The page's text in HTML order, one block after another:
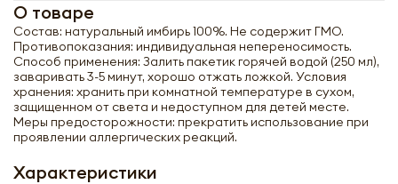
О товаре
Состав: натуральный имбирь 100%. Не содержит ГМО.
Противопоказания: индивидуальная непереносимость.
Способ применения: Залить пакетик горячей водой (250 мл),
заваривать 3-5 минут, хорошо отжать ложкой. Условия
хранения: хранить при комнатной температуре в сухом,
защищенном от света и недоступном для детей месте.
Меры предосторожности: прекратить использование при
проявлении аллергических реакций.
Характеристики
Получить оптовый
прайс-лист